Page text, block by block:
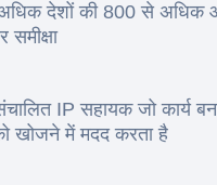
देशों की 800 से अधिक
IP सहायक जो कार्य
खोजने में मदद करता है